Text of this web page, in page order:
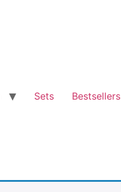
Sets Bestsellers